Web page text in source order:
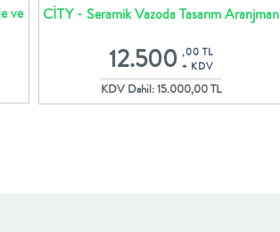
ve
CİTY - Seramik Vazoda Tasarım Aranjman
12.500 ,00 TL
+ KDV
KDV Dahil: 15.000,00 TL